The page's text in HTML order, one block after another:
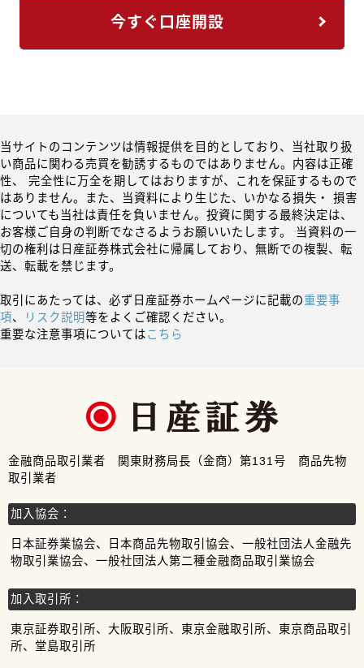
今すぐ口座開設
当サイトのコンテンツは情報提供を目的としており、当社取り扱
い商品に関わる売買を勧誘するものではありません。内容は正確
性、 完全性に万全を期してはおりますが、これを保証するもので
はありません。また、当資料により生じた、いかなる損失・ 損害
についても当社は責任を負いません。投資に関する最終決定は、
お客様ご自身の判断でなさるようお願いいたします。 当資料の一
切の権利は日産証券株式会社に帰属しており、無断での複製、転
送、転載を禁じます。
取引にあたっては、必ず日産証券ホームページに記載の重要事
項、 リスク説明等をよくご確認ください。
重要な注意事項についてはこちら
金融商品取引業者 関東財務局長（金商）第131号 商品先物
取引業者
加入協会：
日本証券業協会、日本商品先物取引協会、一般社団法人金融先
物取引業協会、一般社団法人第二種金融商品取引業協会
加入取引所：
東京証券取引所、大阪取引所、東京金融取引所、東京商品取引
所、堂島取引所